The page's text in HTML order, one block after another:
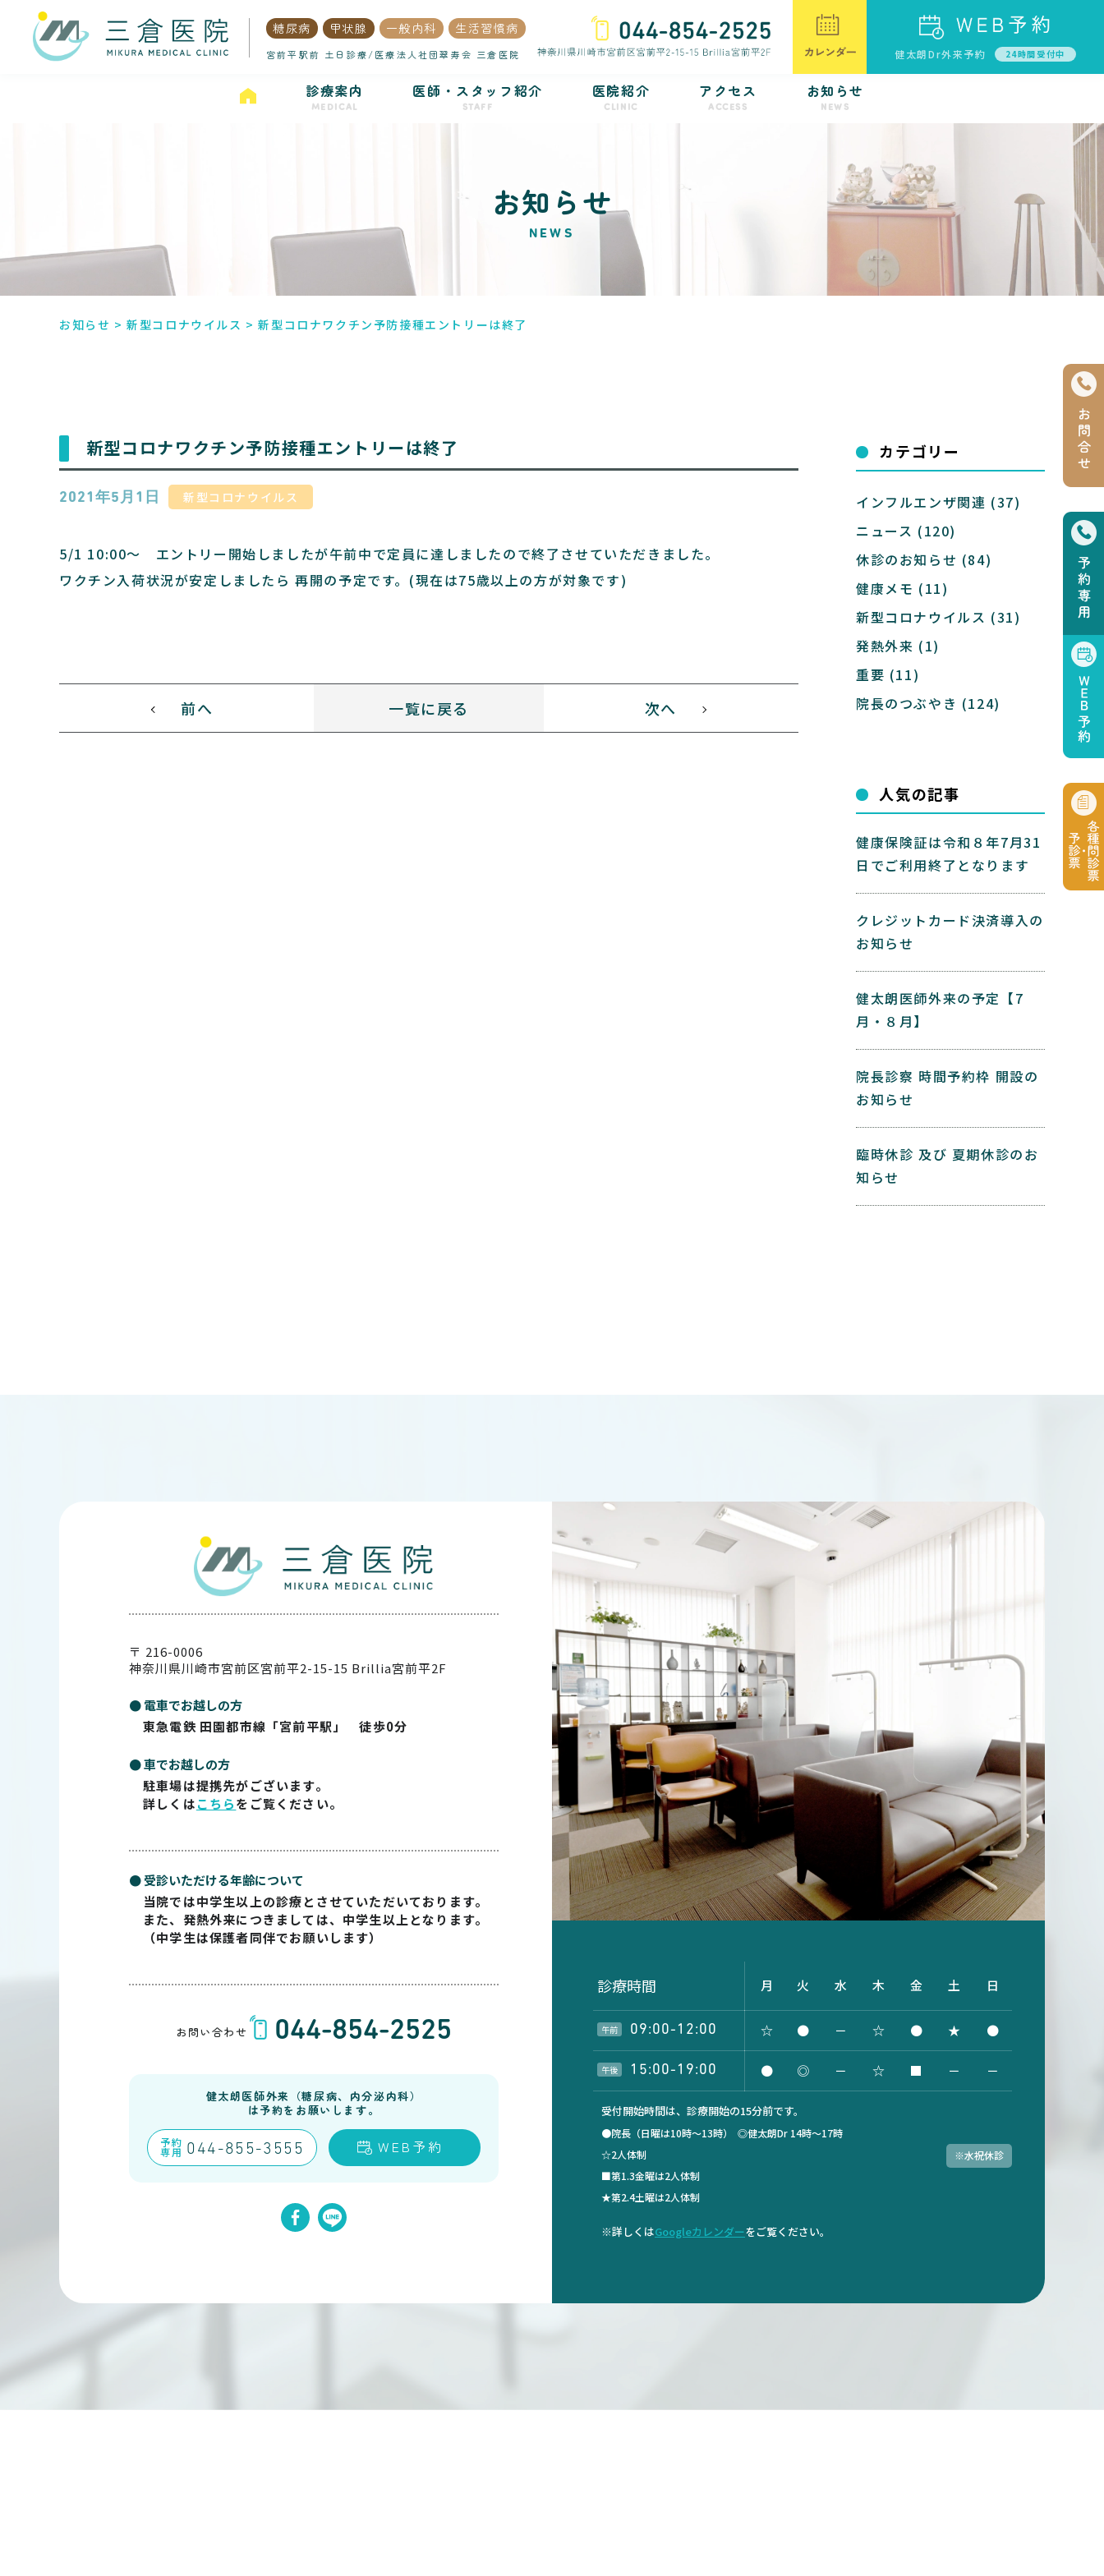
糖尿病 甲状腺 一般内科 生活習慣病
宮前平駅前 土日診療/医療法人社団翠寿会 三倉医院 健太朗Dr外来予約 24時間受付中
診療案内
MEDICAL
医師・スタッフ紹介
STAFF
医院紹介
CLINIC
アクセス
ACCESS
お知らせ
NEWS
お知らせ
NEWS
お知らせ >新型コロナウイルス >新型コロナワクチン予防接種エントリーは終了
新型コロナワクチン予防接種エントリーは終了
2021年5月1日 新型コロナウイルス
5/1 10:00〜 エントリー開始しましたが午前中で定員に達しましたので終了させていただきました。
ワクチン入荷状況が安定しましたら 再開の予定です。(現在は75歳以上の方が対象です)
前へ 一覧に戻る 次へ
カテゴリー
インフルエンザ関連 (37)
ニュース (120)
休診のお知らせ (84)
健康メモ (11)
新型コロナウイルス (31)
発熱外来 (1)
重要 (11)
院長のつぶやき (124)
人気の記事
健康保険証は令和８年7月31
日でご利用終了となります
クレジットカード決済導入の
お知らせ
健太朗医師外来の予定【7
月・８月】
院長診察 時間予約枠 開設の
お知らせ
臨時休診 及び 夏期休診のお
知らせ
〒 216-0006
神奈川県川崎市宮前区宮前平2-15-15 Brillia宮前平2F
● 電車でお越しの方
東急電鉄 田園都市線「宮前平駅」 徒歩0分
● 車でお越しの方
駐車場は提携先がございます。
詳しくはこちらをご覧ください。
● 受診いただける年齢について
当院では中学生以上の診療とさせていただいております。
また、発熱外来につきましては、中学生以上となります。
（中学生は保護者同伴でお願いします）
お問い合わせ 044-854-2525
健太朗医師外来（糖尿病、内分泌内科）
は予約をお願いします。
予約
専用 044-855-3555 WEB予約
診療時間 月 火 水 木 金 土 日
午前 09:00-12:00 ☆ ● － ☆ ● ★ ●
午後 15:00-19:00 ● ◎ － ☆ ■ － －
受付開始時間は、診療開始の15分前です。
●院長（日曜は10時～13時） ◎健太朗Dr 14時～17時
☆2人体制
■第1.3金曜は2人体制
★第2.4土曜は2人体制
※水祝休診
※詳しくはGoogleカレンダーをご覧ください。